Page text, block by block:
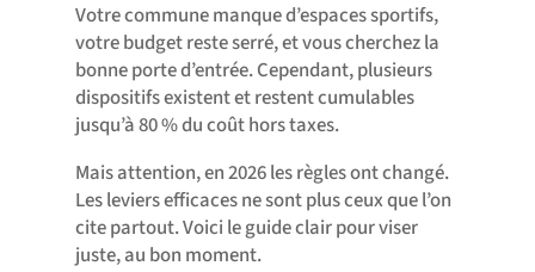
Votre commune manque d’espaces sportifs,
votre budget reste serré, et vous cherchez la
bonne porte d’entrée. Cependant, plusieurs
dispositifs existent et restent cumulables
jusqu’à 80 % du coût hors taxes.
Mais attention, en 2026 les règles ont changé.
Les leviers efficaces ne sont plus ceux que l’on
cite partout. Voici le guide clair pour viser
juste, au bon moment.